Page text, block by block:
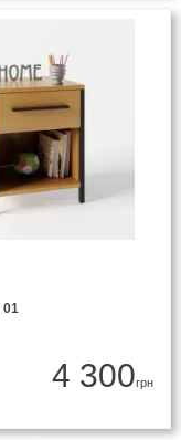
4 300грн